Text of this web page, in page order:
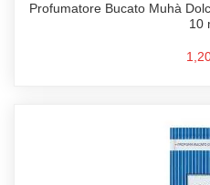
Profumatore Bucato Muhà
10